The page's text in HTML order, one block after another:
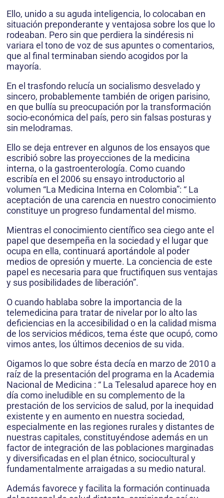
Ello, unido a su aguda inteligencia, lo colocaban en
situación preponderante y ventajosa sobre los que lo
rodeaban. Pero sin que perdiera la sindéresis ni
variara el tono de voz de sus apuntes o comentarios,
que al final terminaban siendo acogidos por la
mayoría.
En el trasfondo relucía un socialismo desvelado y
sincero, probablemente también de origen parisino,
en que bullía su preocupación por la transformación
socio-económica del país, pero sin falsas posturas y
sin melodramas.
Ello se deja entrever en algunos de los ensayos que
escribió sobre las proyecciones de la medicina
interna, o la gastroenterología. Como cuando
escribía en el 2006 su ensayo introductorio al
volumen “La Medicina Interna en Colombia”: “ La
aceptación de una carencia en nuestro conocimiento
constituye un progreso fundamental del mismo.
Mientras el conocimiento científico sea ciego ante el
papel que desempeña en la sociedad y el lugar que
ocupa en ella, continuará aportándole al poder
medios de opresión y muerte. La conciencia de este
papel es necesaria para que fructifiquen sus ventajas
y sus posibilidades de liberación”.
O cuando hablaba sobre la importancia de la
telemedicina para tratar de nivelar por lo alto las
deficiencias en la accesibilidad o en la calidad misma
de los servicios médicos, tema éste que ocupó, como
vimos antes, los últimos decenios de su vida.
Oigamos lo que sobre ésta decía en marzo de 2010 a
raíz de la presentación del programa en la Academia
Nacional de Medicina : “ La Telesalud aparece hoy en
día como ineludible en su complemento de la
prestación de los servicios de salud, por la inequidad
existente y en aumento en nuestra sociedad,
especialmente en las regiones rurales y distantes de
nuestras capitales, constituyéndose además en un
factor de integración de las poblaciones marginadas
y diversificadas en el plan étnico, sociocultural y
fundamentalmente arraigadas a su medio natural.
Además favorece y facilita la formación continuada